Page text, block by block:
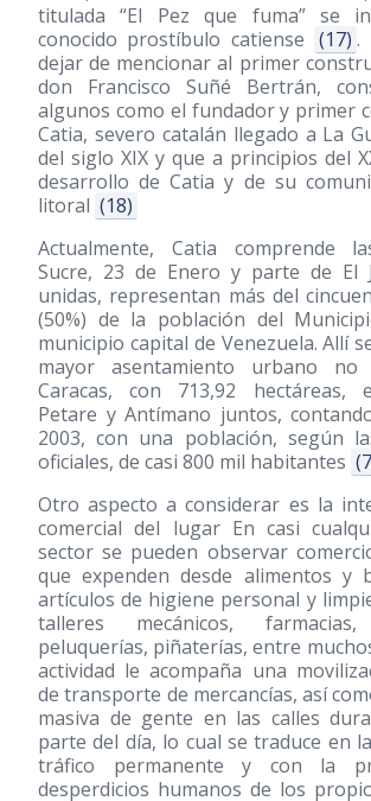
titulada “El Pez que fuma” se
conocido prostíbulo catiense (17) .
dejar de mencionar al primer
don Francisco Suñé Bertrán,
algunos como el fundador y primer
Catia, severo catalán llegado a La
del siglo XIX y que a principios del
desarrollo de Catia y de su
litoral (18)
Actualmente, Catia comprende
Sucre, 23 de Enero y parte de El
unidas, representan más del
(50%) de la población del
municipio capital de Venezuela. Allí
mayor asentamiento urbano no
Caracas, con 713,92 hectáreas,
Petare y Antímano juntos,
2003, con una población, según
oficiales, de casi 800 mil habitantes
Otro aspecto a considerar es la
comercial del lugar En casi
sector se pueden observar
que expenden desde alimentos y
artículos de higiene personal y
talleres mecánicos, farmacias,
peluquerías, piñaterías, entre
actividad le acompaña una
de transporte de mercancías, así
masiva de gente en las calles
parte del día, lo cual se traduce en
tráfico permanente y con la
desperdicios humanos de los